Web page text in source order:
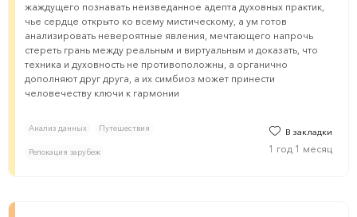
жаждущего познавать неизведанное адепта духовных практик,
чье сердце открыто ко всему мистическому, а ум готов
анализировать невероятные явления, мечтающего напрочь
стереть грань между реальным и виртуальным и доказать, что
техника и духовность не противоположны, а органично
дополняют друг друга, а их симбиоз может принести
человечеству ключи к гармонии
Анализ данных Путешествия
Релокация зарубеж
В закладки
1 год 1 месяц